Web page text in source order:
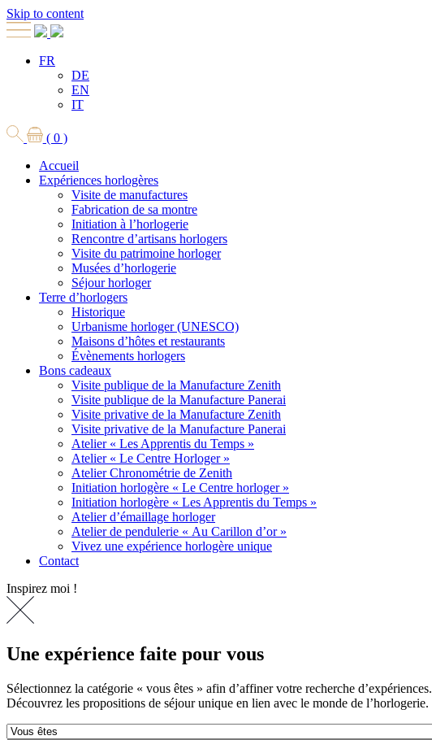
Skip to content
FR
DE
EN
IT
( 0 )
Accueil
Expériences horlogères
Visite de manufactures
Fabrication de sa montre
Initiation à l’horlogerie
Rencontre d’artisans horlogers
Visite du patrimoine horloger
Musées d’horlogerie
Séjour horloger
Terre d’horlogers
Historique
Urbanisme horloger (UNESCO)
Maisons d’hôtes et restaurants
Évènements horlogers
Bons cadeaux
Visite publique de la Manufacture Zenith
Visite publique de la Manufacture Panerai
Visite privative de la Manufacture Zenith
Visite privative de la Manufacture Panerai
Atelier « Les Apprentis du Temps »
Atelier « Le Centre Horloger »
Atelier Chronométrie de Zenith
Initiation horlogère « Le Centre horloger »
Initiation horlogère « Les Apprentis du Temps »
Atelier d’émaillage horloger
Atelier de pendulerie « Au Carillon d’or »
Vivez une expérience horlogère unique
Contact
Inspirez moi !
Une expérience faite pour vous
Sélectionnez la catégorie « vous êtes » afin d’affiner votre recherche d’expériences.
Découvrez les propositions de séjour unique en lien avec le monde de l’horlogerie.